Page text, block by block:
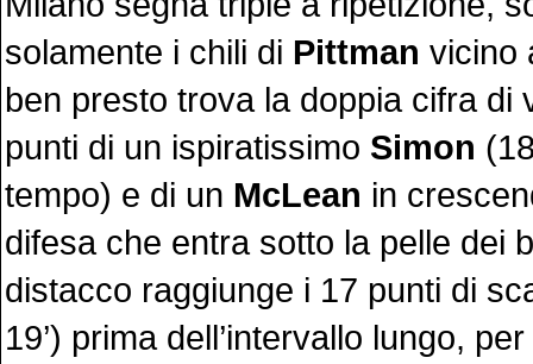
solamente i chili di Pittman vicino
ben presto trova la doppia cifra di
punti di un ispiratissimo Simon
tempo) e di un McLean in
difesa che entra sotto la pelle dei
distacco raggiunge i 17 punti di
19’) prima dell’intervallo lungo,